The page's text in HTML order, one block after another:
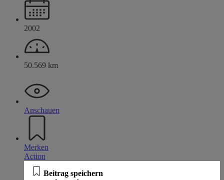
2002
50.569 km
Anschauen
Merken
Action
Beitrag speichern